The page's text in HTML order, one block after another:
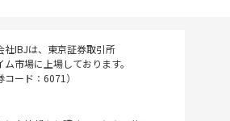
社IBJは、東京証券取引所
ム市場に上場しております。
コード：6071）